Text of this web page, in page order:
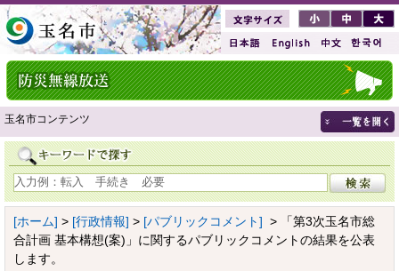
玉名市コンテンツ
[ホーム] > [行政情報] > [パブリックコメント] > 「第3次玉名市総
合計画 基本構想(案)」に関するパブリックコメントの結果を公表
します。